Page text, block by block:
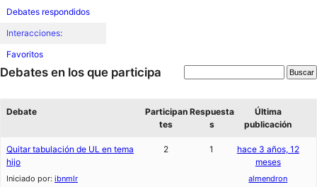
Debates respondidos
Interacciones:
Favoritos
Debates en los que participa
Debate
Participan
tes
Respuesta
s
Última
publicación
Quitar tabulación de UL en tema
hijo
Iniciado por: ibnmlr
2 1
hace 3 años, 12
meses
almendron